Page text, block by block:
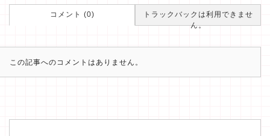
コメント (0)
トラックバックは利用できませ
ん。
この記事へのコメントはありません。